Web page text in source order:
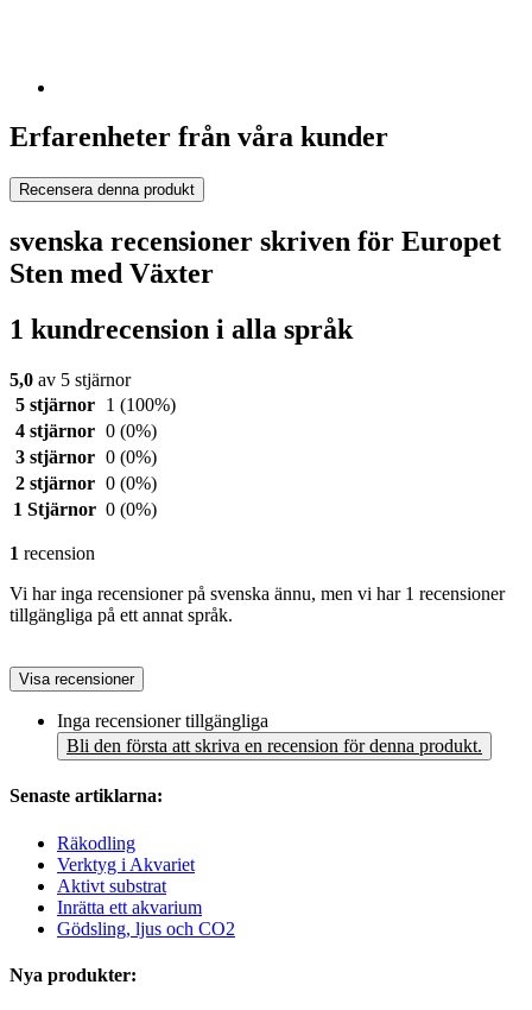
Erfarenheter från våra kunder
Recensera denna produkt
svenska recensioner skriven för Europet
Sten med Växter
1 kundrecension i alla språk
5,0 av 5 stjärnor
5 stjärnor
1 (100%)
4 stjärnor 0 (0%)
3 stjärnor 0 (0%)
2 stjärnor 0 (0%)
1 Stjärnor 0 (0%)
1 recension
Vi har inga recensioner på svenska ännu, men vi har 1 recensioner
tillgängliga på ett annat språk.
Visa recensioner
Inga recensioner tillgängliga
Bli den första att skriva en recension för denna produkt.
Senaste artiklarna:
Räkodling
Verktyg i Akvariet
Aktivt substrat
Inrätta ett akvarium
Gödsling, ljus och CO2
Nya produkter: